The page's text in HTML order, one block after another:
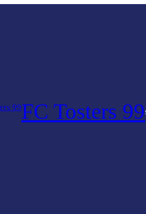
FC Tosters 99